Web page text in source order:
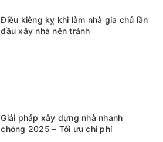
Điều kiêng kỵ khi làm nhà gia chủ lần
đầu xây nhà nên tránh
Giải pháp xây dựng nhà nhanh
chóng 2025 – Tối ưu chi phí